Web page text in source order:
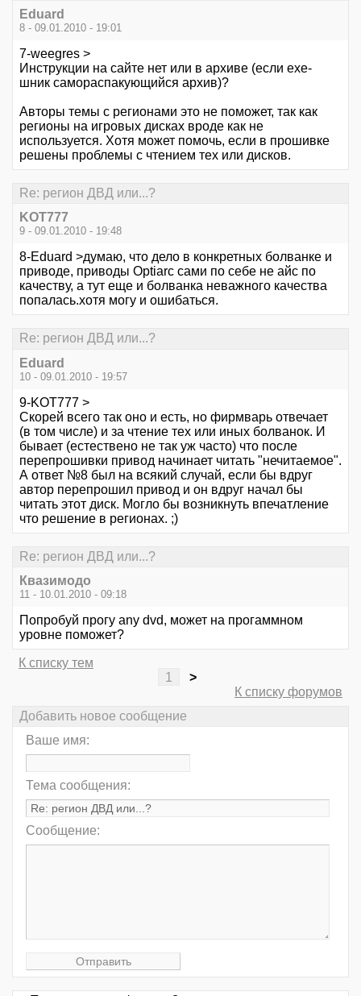
Eduard
8 - 09.01.2010 - 19:01
7-weegres >
Инструкции на сайте нет или в архиве (если ехе-
шник самораспакующийся архив)?
Авторы темы с регионами это не поможет, так как
регионы на игровых дисках вроде как не
используется. Хотя может помочь, если в прошивке
решены проблемы с чтением тех или дисков.
Re: регион ДВД или...?
KOT777
9 - 09.01.2010 - 19:48
8-Eduard >думаю, что дело в конкретных болванке и
приводе, приводы Optiarc сами по себе не айс по
качеству, а тут еще и болванка неважного качества
попалась.хотя могу и ошибаться.
Re: регион ДВД или...?
Eduard
10 - 09.01.2010 - 19:57
9-KOT777 >
Скорей всего так оно и есть, но фирмварь отвечает
(в том числе) и за чтение тех или иных болванок. И
бывает (естествено не так уж часто) что после
перепрошивки привод начинает читать "нечитаемое".
А ответ №8 был на всякий случай, если бы вдруг
автор перепрошил привод и он вдруг начал бы
читать этот диск. Могло бы возникнуть впечатление
что решение в регионах. ;)
Re: регион ДВД или...?
Квазимодо
11 - 10.01.2010 - 09:18
Попробуй прогу any dvd, может на прогаммном
уровне поможет?
К списку тем
1
>
К списку форумов
Добавить новое сообщение
Ваше имя:
Тема сообщения:
Сообщение: